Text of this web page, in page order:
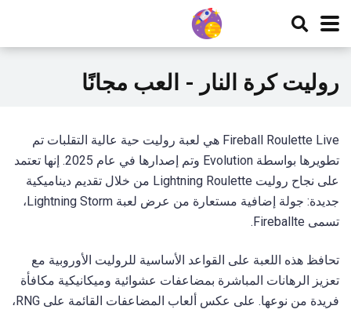
روليت كرة النار - العب مجانًا
Fireball Roulette Live هي لعبة روليت حية عالية التقلبات تم
تطويرها بواسطة Evolution وتم إصدارها في عام 2025. إنها تعتمد
على نجاح روليت Lightning Roulette من خلال تقديم ديناميكية
جديدة: جولة إضافية مستعارة من عرض لعبة Lightning Storm،
تسمى Fireballte.
تحافظ هذه اللعبة على القواعد الأساسية للروليت الأوروبية مع
تعزيز الرهانات المباشرة بمضاعفات عشوائية وميكانيكية مكافأة
فريدة من نوعها. على عكس ألعاب المضاعفات القائمة على RNG،